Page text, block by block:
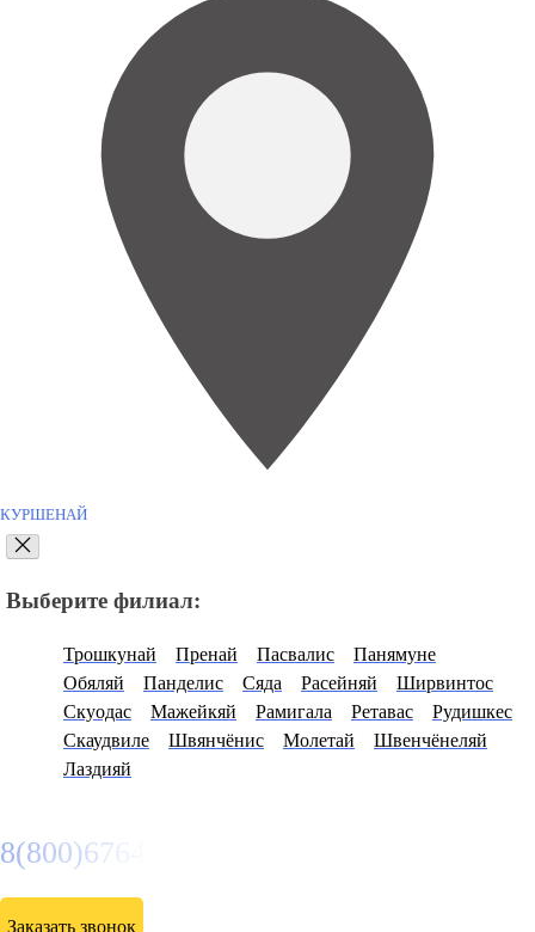
КУРШЕНАЙ
Выберите филиал:
Трошкунай Пренай Пасвалис
Панямуне
Обяляй
Панделис Сяда Расейняй
Ширвинтос
Скуодас
Мажейкяй Рамигала Ретавас
Рудишкес
Скаудвиле
Швянчёнис Молетай
Швенчёнеляй
Лаздияй
8(800)6764935
Заказать звонок